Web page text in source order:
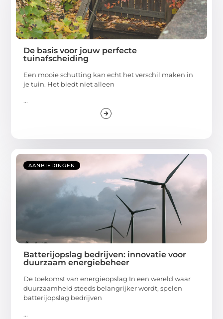
De basis voor jouw perfecte
tuinafscheiding
Een mooie schutting kan echt het verschil maken in
je tuin. Het biedt niet alleen
...
AANBIEDINGEN
Batterijopslag bedrijven: innovatie voor
duurzaam energiebeheer
De toekomst van energieopslag In een wereld waar
duurzaamheid steeds belangrijker wordt, spelen
batterijopslag bedrijven
...